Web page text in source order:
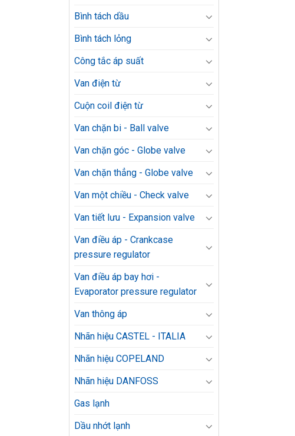
Bình tách dầu
Bình tách lỏng
Công tắc áp suất
Van điện từ
Cuộn coil điện từ
Van chặn bi - Ball valve
Van chặn góc - Globe valve
Van chặn thẳng - Globe valve
Van một chiều - Check valve
Van tiết lưu - Expansion valve
Van điều áp - Crankcase
pressure regulator
Van điều áp bay hơi -
Evaporator pressure regulator
Van thông áp
Nhãn hiệu CASTEL - ITALIA
Nhãn hiệu COPELAND
Nhãn hiệu DANFOSS
Gas lạnh
Dầu nhớt lạnh